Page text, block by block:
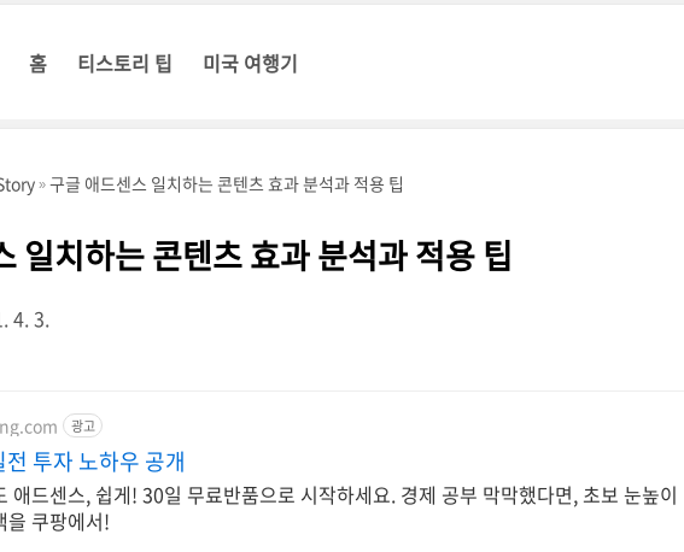
홈 티스토리 팁 미국 여행기
구글 애드센스 일치하는 콘텐츠 효과 분석과 적용 팁
일치하는 콘텐츠 효과 분석과 적용 팁
4. 3.
광고
투자 노하우 공개
애드센스, 쉽게! 30일 무료반품으로 시작하세요. 경제 공부 막막했다면, 초보 눈높이
을 쿠팡에서!